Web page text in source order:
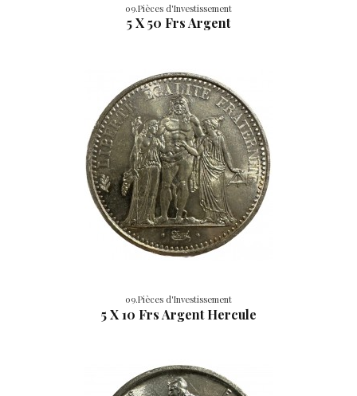
09.Pièces d'Investissement
5 X 50 Frs Argent
09.Pièces d'Investissement
5 X 10 Frs Argent Hercule